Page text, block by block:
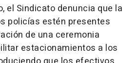
el Sindicato denuncia que la
policías estén presentes
de una ceremonia
estacionamientos a los